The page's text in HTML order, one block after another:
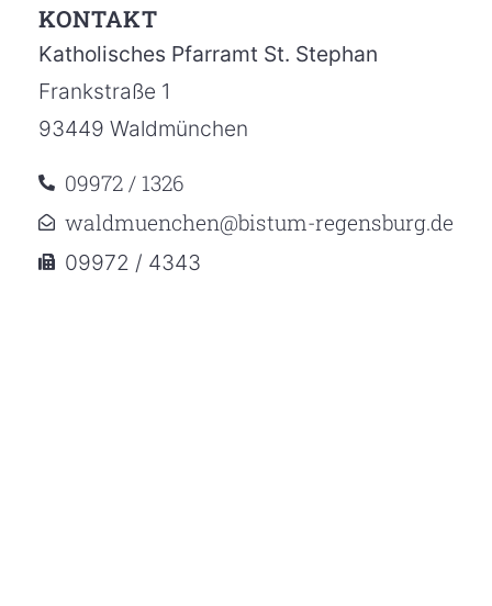
KONTAKT
Katholisches Pfarramt St. Stephan
Frankstraße 1
93449 Waldmünchen
09972 / 1326
waldmuenchen@bistum-regensburg.de
09972 / 4343